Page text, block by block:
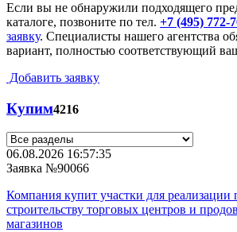
Если вы не обнаружили подходящего
каталоге, позвоните по тел. +7 (495) 772-
заявку. Специалисты нашего агентства
вариант, полностью соответствующий
Добавить заявку
Купим4216
06.08.2026 16:57:35
Заявка №90066
Компания купит участки для реализации
строительству торговых центров и
магазинов